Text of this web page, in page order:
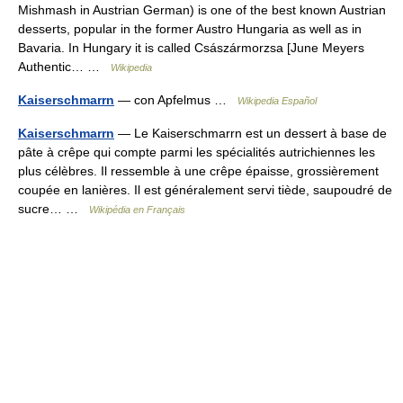
Mishmash in Austrian German) is one of the best known Austrian
desserts, popular in the former Austro Hungaria as well as in
Bavaria. In Hungary it is called Császármorzsa [June Meyers
Authentic… …
Wikipedia
Kaiserschmarrn — con Apfelmus … Wikipedia Español
Kaiserschmarrn — Le Kaiserschmarrn est un dessert à base de
pâte à crêpe qui compte parmi les spécialités autrichiennes les
plus célèbres. Il ressemble à une crêpe épaisse, grossièrement
coupée en lanières. Il est généralement servi tiède, saupoudré de
sucre… …
Wikipédia en Français